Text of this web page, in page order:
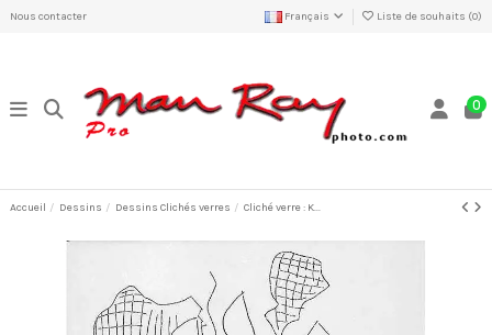
Nous contacter Français Liste de souhaits (0)
0
Accueil Dessins Dessins Clichés verres Cliché verre : K...